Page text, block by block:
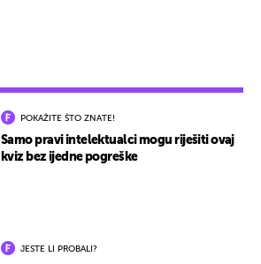
POKAŽITE ŠTO ZNATE!
Samo pravi intelektualci mogu riješiti ovaj
kviz bez ijedne pogreške
JESTE LI PROBALI?